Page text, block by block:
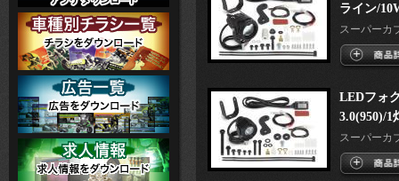
ライン/
スーパーカ
LEDフォ
3.0(950)/1
スーパーカ